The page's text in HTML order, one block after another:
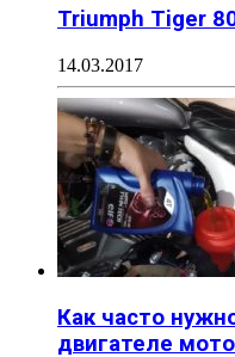
Triumph Tiger
14.03.2017
Как часто
двигателе